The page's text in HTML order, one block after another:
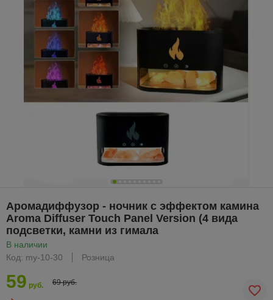
Аромадиффузор - ночник с эффектом камина
Aroma Diffuser Touch Panel Version (4 вида
подсветки, камни из гимала
В наличии
Код: my-10-30
Розница
59 руб. 69 руб.